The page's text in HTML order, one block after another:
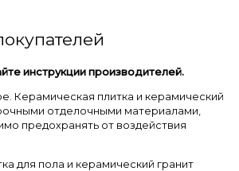
инструкции производителей.
Керамическая плитка и керамический
отделочными материалами,
предохранять от воздействия
для пола и керамический гранит